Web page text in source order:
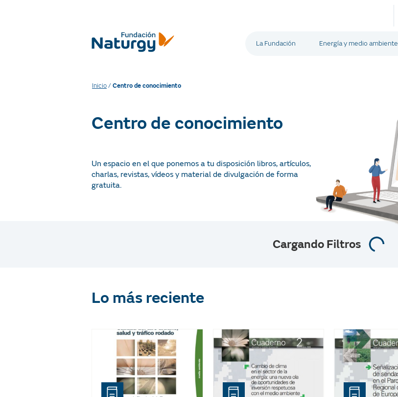
La Fundación Energía y medio ambiente
Inicio/Centro de conocimiento
Centro de conocimiento
Un espacio en el que ponemos a tu disposición libros, artículos,
charlas, revistas, vídeos y material de divulgación de forma
gratuita.
Cargando Filtros
Lo más reciente